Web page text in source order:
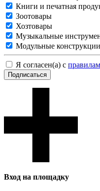
Книги и печатная
Зоотовары
Хозтовары
Музыкальные
Модульные конструкции
Я согласен(а) с
Подписаться
Вход на площадку